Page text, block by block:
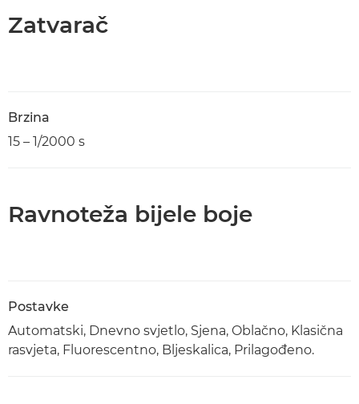
Zatvarač
Brzina
15 – 1/2000 s
Ravnoteža bijele boje
Postavke
Automatski, Dnevno svjetlo, Sjena, Oblačno, Klasična
rasvjeta, Fluorescentno, Bljeskalica, Prilagođeno.